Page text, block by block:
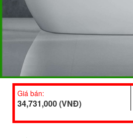
Giá bán:
34,731,000 (VNĐ)